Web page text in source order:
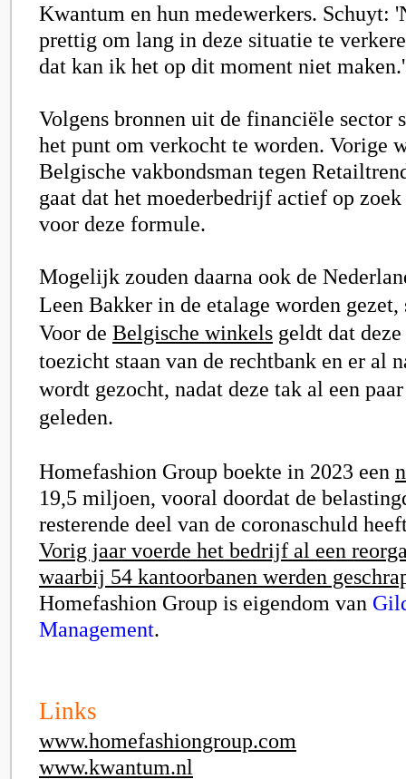
Kwantum en hun medewerkers. Schuyt:
prettig om lang in deze situatie te
dat kan ik het op dit moment niet maken.'
Volgens bronnen uit de financiële sector
het punt om verkocht te worden. Vorige
Belgische vakbondsman tegen
gaat dat het moederbedrijf actief op
voor deze formule.
Mogelijk zouden daarna ook de
Leen Bakker in de etalage worden
Voor de Belgische winkels geldt dat
toezicht staan van de rechtbank en er al
wordt gezocht, nadat deze tak al een
geleden.
Homefashion Group boekte in 2023 een
19,5 miljoen, vooral doordat de
resterende deel van de coronaschuld
Vorig jaar voerde het bedrijf al een
waarbij 54 kantoorbanen werden
Homefashion Group is eigendom van
Management.
Links
www.homefashiongroup.com
www.kwantum.nl